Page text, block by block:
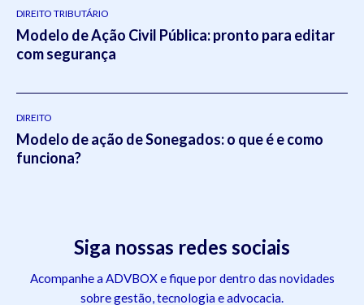
DIREITO TRIBUTÁRIO
Modelo de Ação Civil Pública: pronto para editar
com segurança
DIREITO
Modelo de ação de Sonegados: o que é e como
funciona?
Siga nossas redes sociais
Acompanhe a ADVBOX e fique por dentro das novidades
sobre gestão, tecnologia e advocacia.